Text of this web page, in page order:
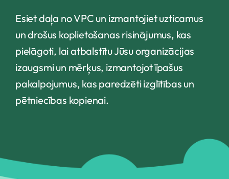
Esiet daļa no VPC un izmantojiet uzticamus
un drošus koplietošanas risinājumus, kas
pielāgoti, lai atbalstītu Jūsu organizācijas
izaugsmi un mērķus, izmantojot īpašus
pakalpojumus, kas paredzēti izglītības un
pētniecības kopienai.